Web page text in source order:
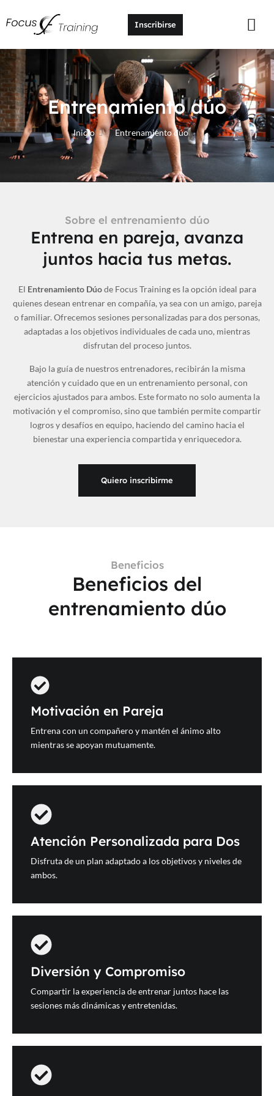
Inscribirse
Entrenamiento dúo
Inicio Entrenamiento dúo
Sobre el entrenamiento dúo
Entrena en pareja, avanza
juntos hacia tus metas.
El Entrenamiento Dúode Focus Training es la opción ideal para
quienes desean entrenar en compañía, ya sea con un amigo, pareja
o familiar. Ofrecemos sesiones personalizadas para dos personas,
adaptadas a los objetivos individuales de cada uno, mientras
disfrutan del proceso juntos.
Bajo la guía de nuestros entrenadores, recibirán la misma
atención y cuidado que en un entrenamiento personal, con
ejercicios ajustados para ambos. Este formato no solo aumenta la
motivación y el compromiso, sino que también permite compartir
logros y desafíos en equipo, haciendo del camino hacia el
bienestar una experiencia compartida y enriquecedora.
Quiero inscribirme
Beneficios
Beneficios del
entrenamiento dúo
Motivación en Pareja
Entrena con un compañero y mantén el ánimo alto
mientras se apoyan mutuamente.
Atención Personalizada para Dos
Disfruta de un plan adaptado a los objetivos y niveles de
ambos.
Diversión y Compromiso
Compartir la experiencia de entrenar juntos hace las
sesiones más dinámicas y entretenidas.